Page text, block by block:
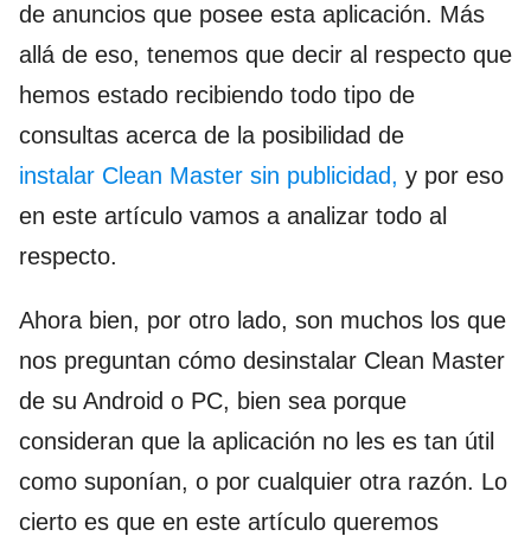
de anuncios que posee esta aplicación. Más
allá de eso, tenemos que decir al respecto que
hemos estado recibiendo todo tipo de
consultas acerca de la posibilidad de
instalar Clean Master sin publicidad, y por eso
en este artículo vamos a analizar todo al
respecto.
Ahora bien, por otro lado, son muchos los que
nos preguntan cómo desinstalar Clean Master
de su Android o PC, bien sea porque
consideran que la aplicación no les es tan útil
como suponían, o por cualquier otra razón. Lo
cierto es que en este artículo queremos